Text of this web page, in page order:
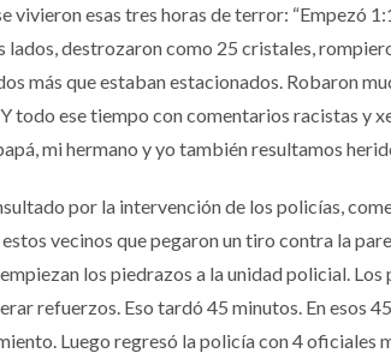
esas tres horas de terror: “Empezó
destrozaron como 25 cristales,
más que estaban estacionados. Robaron
todo ese tiempo con comentarios racistas y
mi hermano y yo también resultamos
por la intervención de los policías,
vecinos que pegaron un tiro contra la
los piedrazos a la unidad policial. Los
refuerzos. Eso tardó 45 minutos. En esos
Luego regresó la policía con 4 oficiales